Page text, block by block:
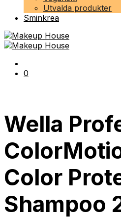
Utvalda produkter
Sminkrea
0
Wella
Color
Shampoo